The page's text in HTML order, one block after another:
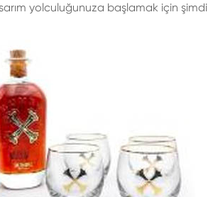
yolculuğunuza başlamak için